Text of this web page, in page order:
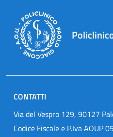
CONTATTI
Via del Vespro 129, 90127
Codice Fiscale e P.Iva AOUP